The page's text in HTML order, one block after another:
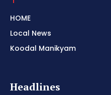
HOME
Local News
Koodal Manikyam
Headlines